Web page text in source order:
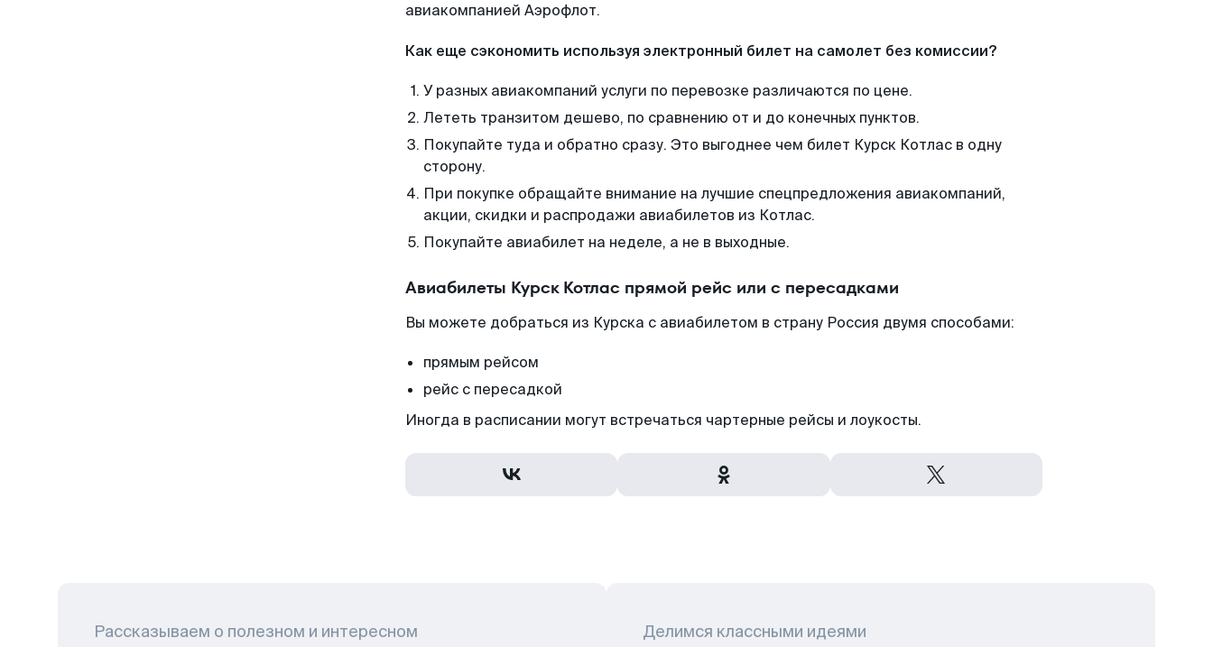
авиакомпанией Аэрофлот.
Как еще сэкономить используя электронный билет на самолет без комиссии?
У разных авиакомпаний услуги по перевозке различаются по цене.
Лететь транзитом дешево, по сравнению от и до конечных пунктов.
Покупайте туда и обратно сразу. Это выгоднее чем билет Курск Котлас в одну
сторону.
При покупке обращайте внимание на лучшие спецпредложения авиакомпаний,
акции, скидки и распродажи авиабилетов из Котлас.
Покупайте авиабилет на неделе, а не в выходные.
Авиабилеты Курск Котлас прямой рейс или с пересадками
Вы можете добраться из Курска с авиабилетом в страну Россия двумя способами:
прямым рейсом
рейс с пересадкой
Иногда в расписании могут встречаться чартерные рейсы и лоукосты.
Рассказываем о полезном и интересном Делимся классными идеями